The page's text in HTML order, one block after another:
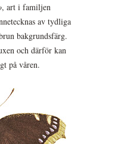
, art i familjen
av tydliga
bakgrundsfärg.
och därför kan
på våren.